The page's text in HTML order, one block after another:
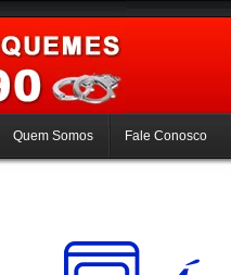
Quem Somos Fale Conosco